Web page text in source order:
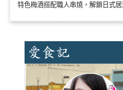
特色梅酒搭配職人串燒，解鎖日式居